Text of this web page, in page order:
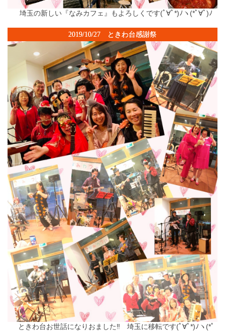
埼玉の新しい『なみカフェ』もよろしくです(ﾟ∀ﾟ*)ﾉヽ(*ﾟ∀ﾟ)ﾉ
2019/10/27 ときわ台感謝祭
ときわ台お世話になりおました‼ 埼玉に移転です(ﾟ∀ﾟ*)ﾉヽ(*ﾟ